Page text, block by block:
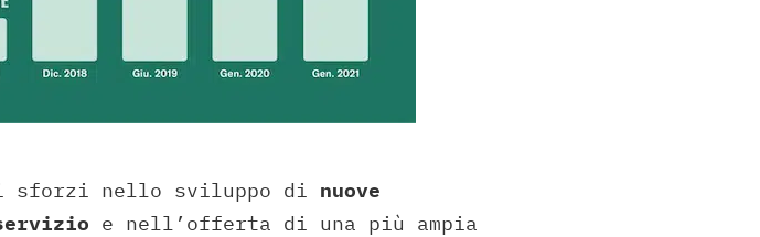
sforzi nello sviluppo di nuove
e nell’offerta di una più ampia